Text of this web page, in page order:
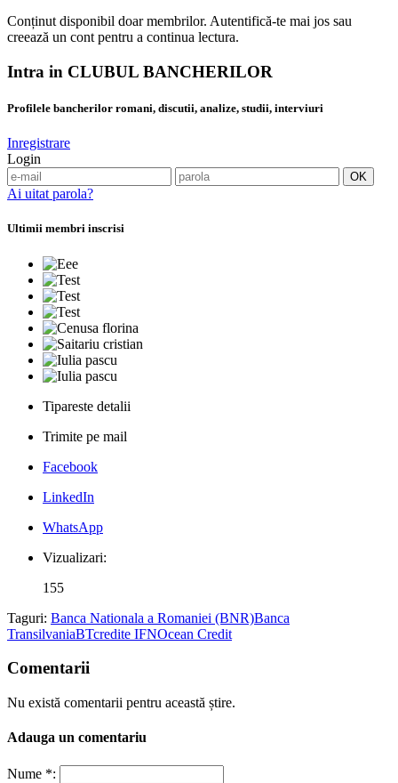
Conținut disponibil doar membrilor. Autentifică-te mai jos sau
creează un cont pentru a continua lectura.
Intra in CLUBUL BANCHERILOR
Profilele bancherilor romani, discutii, analize, studii, interviuri
Inregistrare
Login
Ai uitat parola?
Ultimii membri inscrisi
Tipareste detalii
Trimite pe mail
Facebook
LinkedIn
WhatsApp
Vizualizari:
155
Taguri: Banca Nationala a Romaniei (BNR)Banca
TransilvaniaBTcredite IFNOcean Credit
Comentarii
Nu există comentarii pentru această știre.
Adauga un comentariu
Nume *: